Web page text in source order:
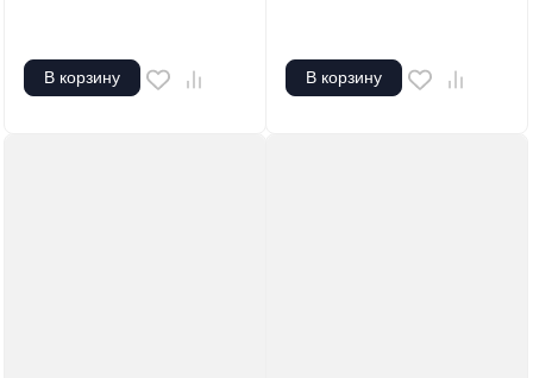
В корзину В корзину